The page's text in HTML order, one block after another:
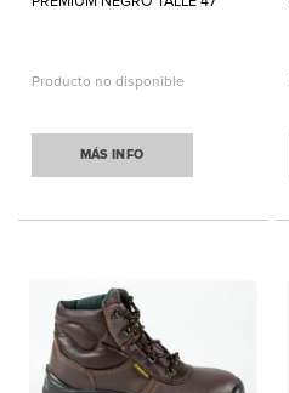
Producto no disponible
MÁS INFO